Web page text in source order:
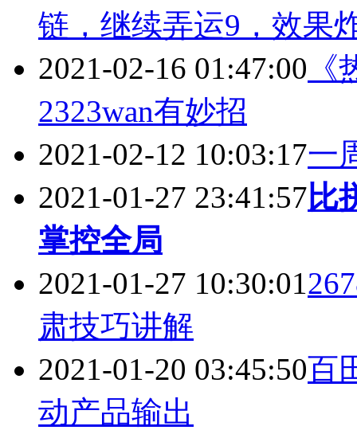
链，继续弄运9，效果
2021-02-16 01:47:00
2323wan有妙招
2021-02-12 10:03:17一
2021-01-27 23:41:57 比
掌控全局
2021-01-27 10:30:01
肃技巧讲解
2021-01-20 03:45:50百
动产品输出